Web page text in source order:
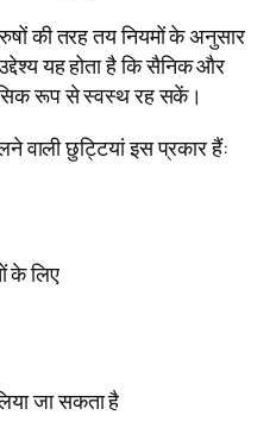
की तरह तय नियमों के अनुसार
यह होता है कि सैनिक और
रूप से स्वस्थ रह सकें।
वाली छुट्टियां इस प्रकार हैं:
के लिए
जा सकता है